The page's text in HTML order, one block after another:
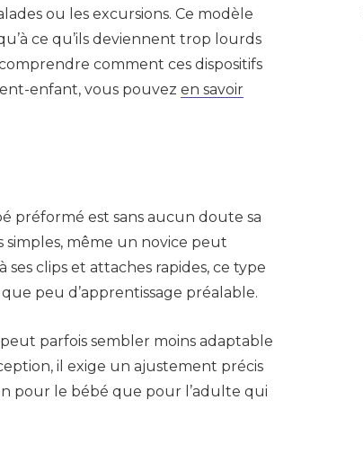
ou les excursions. Ce modèle
ce qu’ils deviennent trop lourds
comment ces dispositifs
enfant, vous pouvez en savoir
préformé est sans aucun doute sa
simples, même un novice peut
clips et attaches rapides, ce type
peu d’apprentissage préalable.
parfois sembler moins adaptable
il exige un ajustement précis
pour le bébé que pour l’adulte qui